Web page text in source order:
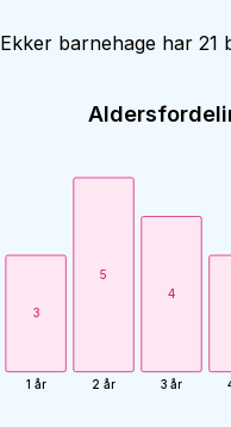
Ekker barnehage har 21
3
1 år
5
2 år
4
3 år